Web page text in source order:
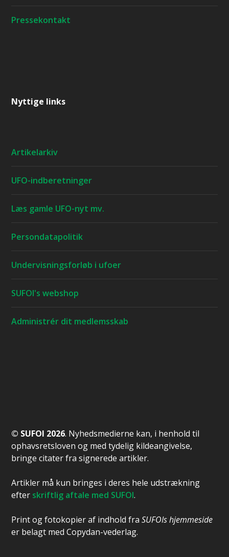
Pressekontakt
Nyttige links
Artikelarkiv
UFO-indberetninger
Læs gamle UFO-nyt mv.
Persondatapolitik
Undervisningsforløb i ufoer
SUFOI's webshop
Administrér dit medlemsskab
© SUFOI 2026. Nyhedsmedierne kan, i henhold til
ophavsretsloven og med tydelig kildeangivelse,
bringe citater fra signerede artikler.
Artikler må kun bringes i deres hele udstrækning
efter skriftlig aftale med SUFOI.
Print og fotokopier af indhold fraSUFOIs hjemmeside
er belagt med Copydan-vederlag.